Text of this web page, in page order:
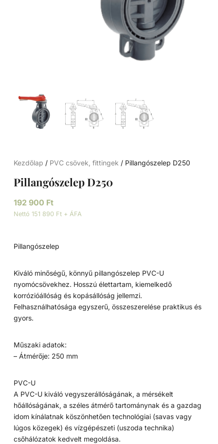
Kezdőlap / PVC csövek, fittingek / Pillangószelep D250
Pillangószelep D250
192 900 Ft
Nettó 151 890 Ft + ÁFA
Pillangószelep
Kiváló minőségű, könnyű pillangószelep PVC-U
nyomócsövekhez. Hosszú élettartam, kiemelkedő
korrózióállóság és kopásállóság jellemzi.
Felhasználhatósága egyszerű, összeszerelése praktikus és
gyors.
Műszaki adatok:
– Átmérője: 250 mm
PVC-U
A PVC-U kiváló vegyszerállóságának, a mérsékelt
hőállóságának, a széles átmérő tartománynak és a gazdag
idom kínálatnak köszönhetően technológiai (savas vagy
lúgos közegek) és vízgépészeti (uszoda technika)
csőhálózatok kedvelt megoldása.